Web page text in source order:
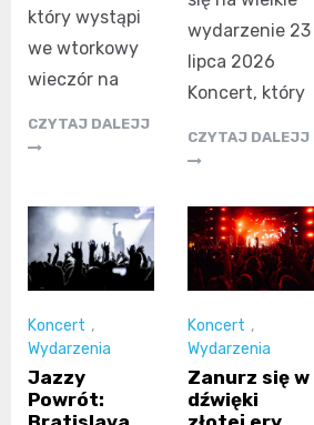
który wystąpi
we wtorkowy
wieczór na
CZYTAJ DALEJJ
wydarzenie 23
lipca 2026
Koncert, który
CZYTAJ DALEJJ
Koncert ,
Wydarzenia
Jazzy
Powrót:
Koncert ,
Wydarzenia
Zanurz się w
dźwięki